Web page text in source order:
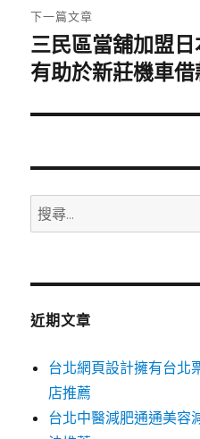
章:
下一篇文章
下
一
文
三民區當舖加盟
有助於新莊機車借
搜
尋
鍵
近期文章
台北網頁設計擁有台北
店推薦
台北中醫減肥通通美容